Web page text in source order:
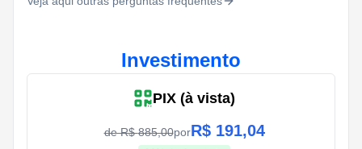
Investimento
PIX (à vista)
de R$885,00porR$ 191,04